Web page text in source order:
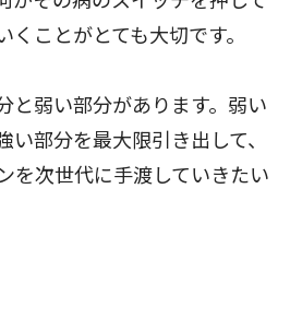
ことがとても大切です。
と弱い部分があります。弱い
い部分を最大限引き出して、
を次世代に手渡していきたい